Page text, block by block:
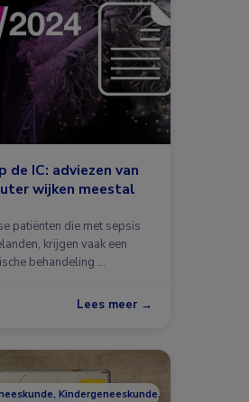
de IC: adviezen van
wijken meestal
patiënten die met sepsis
krijgen vaak een
behandeling …
Lees meer →
Kindergeneeskunde, Longziekten